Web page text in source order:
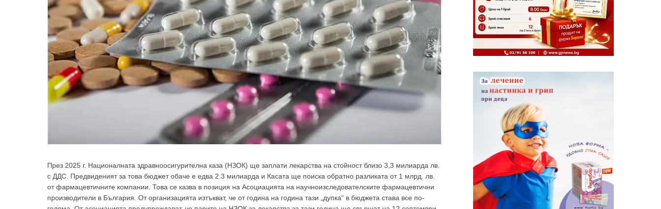
През 2025 г. Националната здравноосигурителна каза (НЗОК) ще заплати лекарства на стойност близо 3,3 милиарда лв.
с ДДС. Предвиденият за това бюджет обаче е едва 2.3 милиарда и Касата ще поиска обратно разликата от 1 млрд. лв.
от фармацевтичните компании. Това се казва в позиция на Асоциацията на научноизследователските фармацевтични
производители в България. От организацията изтъкват, че от година на година тази „дупка“ в бюджета става все по-